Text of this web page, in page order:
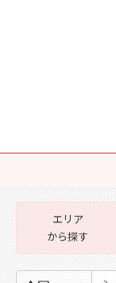
エリア
から探す